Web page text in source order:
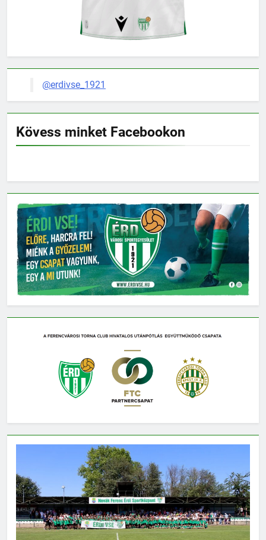
@erdivse_1921
Kövess minket Facebookon